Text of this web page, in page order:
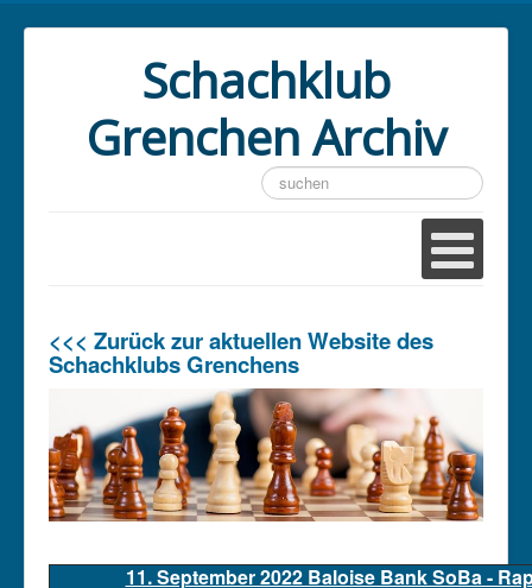
Schachklub
Grenchen Archiv
Suchen
...
<<< Zurück zur aktuellen Website des
Schachklubs Grenchens
11. September 2022 Baloise Bank SoBa -